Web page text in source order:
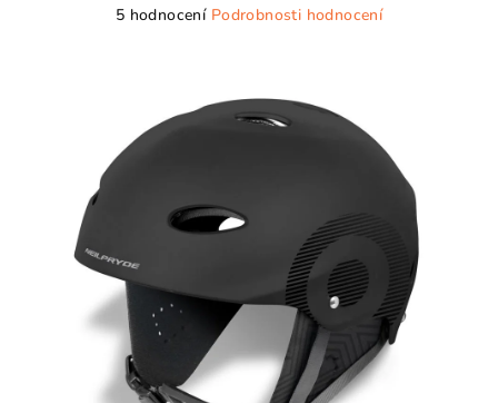
Průměrné
5
5 hodnocení Podrobnosti hodnocení